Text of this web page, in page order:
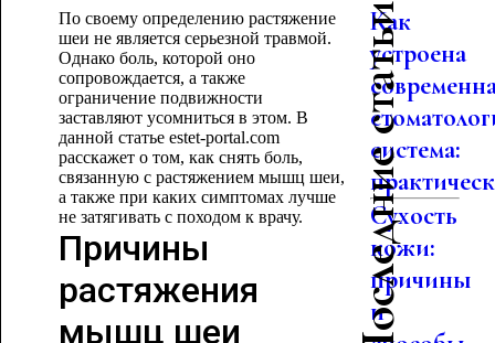
По своему определению растяжение
шеи не является серьезной травмой.
Однако боль, которой оно
сопровождается, а также
ограничение подвижности
заставляют усомниться в этом. В
данной статье estet-portal.com
расскажет о том, как снять боль,
связанную с растяжением мышц шеи,
а также при каких симптомах лучше
не затягивать с походом к врачу.
Причины
растяжения
мышц шеи
Последние статьи
Как
устроена
система:
Сухость
кожи:
причины
и